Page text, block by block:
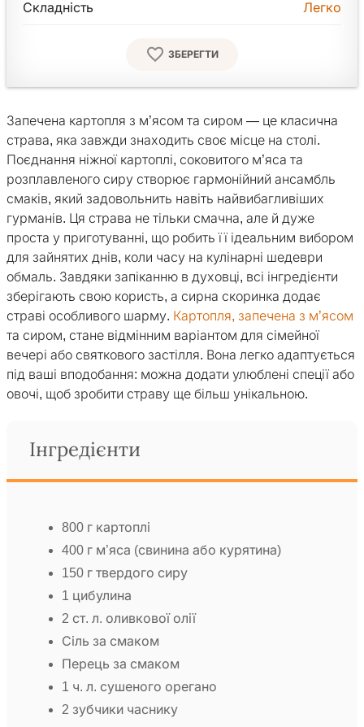
Складність Легко
ЗБЕРЕГТИ
Запечена картопля з м’ясом та сиром — це класична
страва, яка завжди знаходить своє місце на столі.
Поєднання ніжної картоплі, соковитого м’яса та
розплавленого сиру створює гармонійний ансамбль
смаків, який задовольнить навіть найвибагливіших
гурманів. Ця страва не тільки смачна, але й дуже
проста у приготуванні, що робить її ідеальним вибором
для зайнятих днів, коли часу на кулінарні шедеври
обмаль. Завдяки запіканню в духовці, всі інгредієнти
зберігають свою користь, а сирна скоринка додає
страві особливого шарму. Картопля, запечена з м’ясом
та сиром, стане відмінним варіантом для сімейної
вечері або святкового застілля. Вона легко адаптується
під ваші вподобання: можна додати улюблені спеції або
овочі, щоб зробити страву ще більш унікальною.
Інгредієнти
800 г картоплі
400 г м’яса (свинина або курятина)
150 г твердого сиру
1 цибулина
2 ст. л. оливкової олії
Сіль за смаком
Перець за смаком
1 ч. л. сушеного орегано
2 зубчики часнику